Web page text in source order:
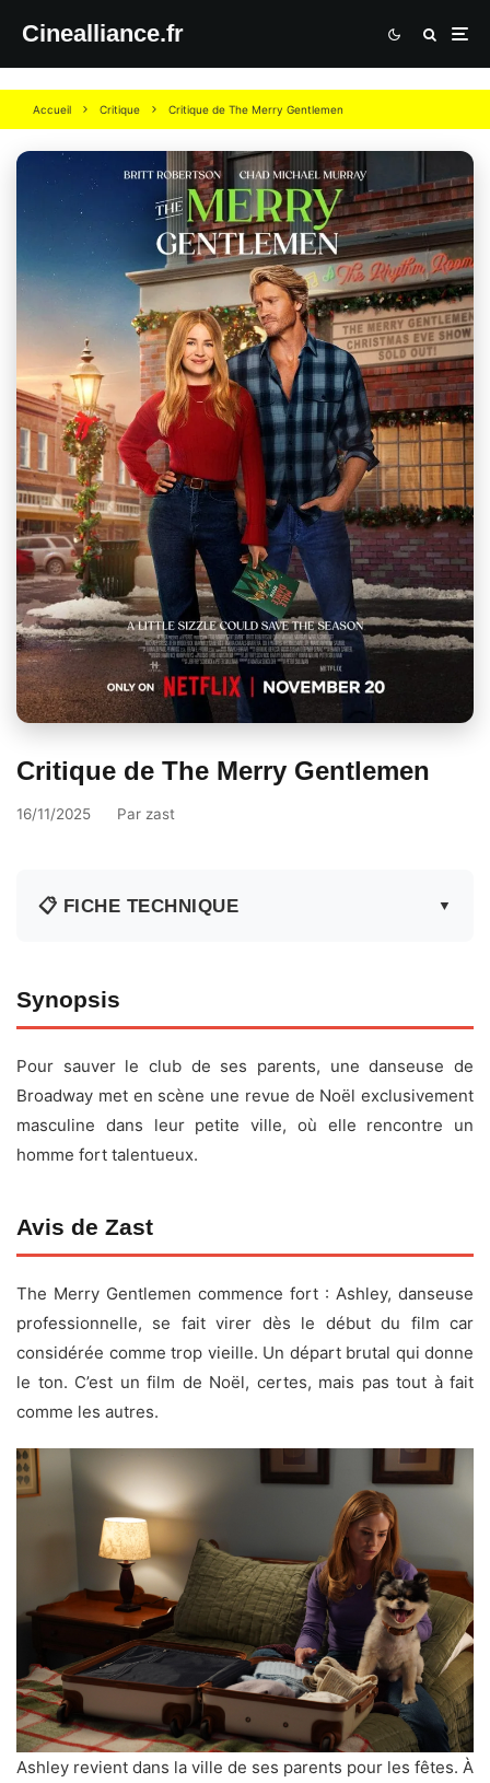
Cinealliance.fr
Accueil Critique Critique de The Merry Gentlemen
Critique de The Merry Gentlemen
16/11/2025 Par zast
📋 FICHE TECHNIQUE ▼
Réalisateur :Peter Sullivan
Acteurs :
Sokoloff, Marc Anthony Samuel, Maxwell Caulfield, Colt
Prattes, Hector David Jr., Michael Gross, Beth Broderick,
Date de sortie :20 novembre 2024
Genre :Romance, Comédie
États-Unis
Plateforme :Netflix
Synopsis
Pour sauver le club de ses parents, une danseuse de
Broadway met en scène une revue de Noël exclusivement
masculine dans leur petite ville, où elle rencontre un
homme fort talentueux.
Avis de Zast
The Merry Gentlemen commence fort : Ashley, danseuse
professionnelle, se fait virer dès le début du film car
considérée comme trop vieille. Un départ brutal qui donne
le ton. C’est un film de Noël, certes, mais pas tout à fait
comme les autres.
Ashley revient dans la ville de ses parents pour les fêtes. À